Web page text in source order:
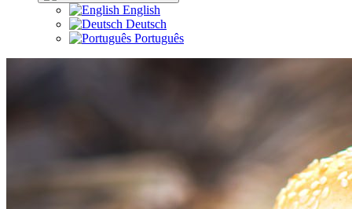
English
Deutsch
Português